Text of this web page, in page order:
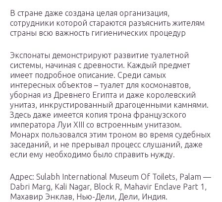
В стране даже создана целая организация,
сотрудники которой стараются разъяснить жителям
страны всю важность гигиенических процедур
Экспонаты демонстрируют развитие туалетной
системы, начиная с древности. Каждый предмет
имеет подробное описание. Среди самых
интересных объектов – туалет для космонавтов,
уборная из Древнего Египта и даже королевский
унитаз, инкрустированный драгоценными камнями.
Здесь даже имеется копия трона французского
императора Луи XIII со встроенным унитазом.
Монарх пользовался этим троном во время судебных
заседаний, и не прерывал процесс слушаний, даже
если ему необходимо было справить нужду.
Адрес: Sulabh International Museum Of Toilets, Palam —
Dabri Marg, Kali Nagar, Block R, Mahavir Enclave Part 1,
Махавир Энклав, Нью-Дели, Дели, Индия.